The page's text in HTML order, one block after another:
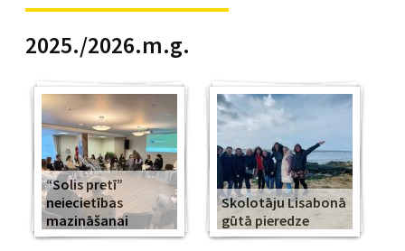
2025./2026.m.g.
“Solis pretī”
neiecietības
mazināšanai
Skolotāju Lisabonā
gūtā pieredze